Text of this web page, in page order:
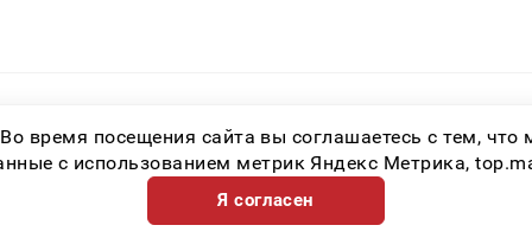
информационной продукции: 16+ Зарегистрировавший орган:
коммуникаций (Роскомнадзор) Регистрационный номер СМИ ЭЛ № ФС
время посещения сайта вы соглашаетесь с тем,
с использованием метрик Яндекс Метрика,
Я согласен